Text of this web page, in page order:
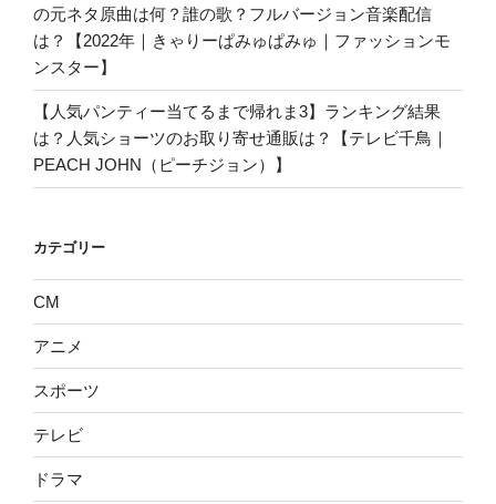
の元ネタ原曲は何？誰の歌？フルバージョン音楽配信
は？【2022年｜きゃりーぱみゅぱみゅ｜ファッションモ
ンスター】
【人気パンティー当てるまで帰れま3】ランキング結果
は？人気ショーツのお取り寄せ通販は？【テレビ千鳥｜
PEACH JOHN（ピーチジョン）】
カテゴリー
CM
アニメ
スポーツ
テレビ
ドラマ